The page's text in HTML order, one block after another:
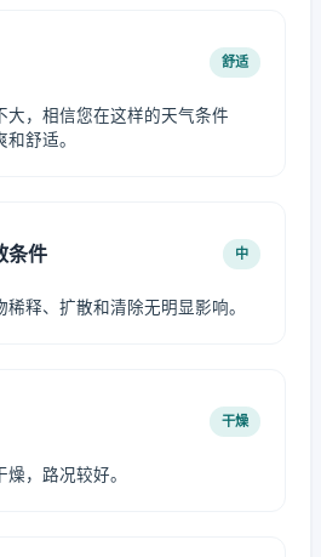
舒适
大，相信您在这样的天气条件
舒适。
条件 中
释、扩散和清除无明显影响。
干燥
，路况较好。